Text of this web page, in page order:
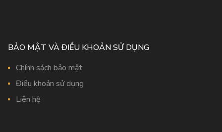
BẢO MẬT VÀ ĐIỀU KHOẢN SỬ DỤNG
Chính sách bảo mật
Điều khoản sử dụng
Liên hệ